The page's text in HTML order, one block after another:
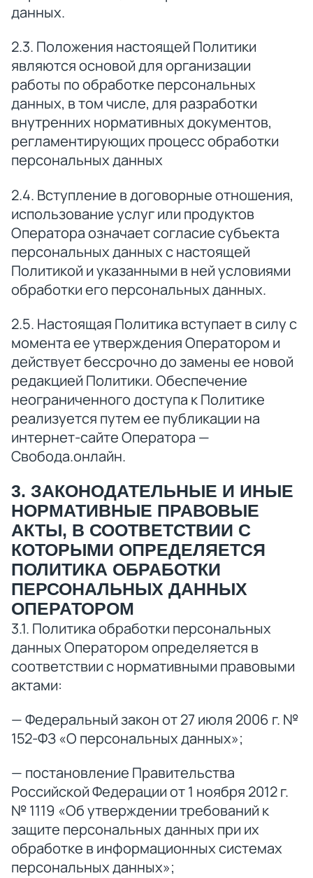
данных.
2.3. Положения настоящей Политики
являются основой для организации
работы по обработке персональных
данных, в том числе, для разработки
внутренних нормативных документов,
регламентирующих процесс обработки
персональных данных
2.4. Вступление в договорные отношения,
использование услуг или продуктов
Оператора означает согласие субъекта
персональных данных с настоящей
Политикой и указанными в ней условиями
обработки его персональных данных.
2.5. Настоящая Политика вступает в силу с
момента ее утверждения Оператором и
действует бессрочно до замены ее новой
редакцией Политики. Обеспечение
неограниченного доступа к Политике
реализуется путем ее публикации на
интернет-сайте Оператора —
Свобода.онлайн.
3. ЗАКОНОДАТЕЛЬНЫЕ И ИНЫЕ
НОРМАТИВНЫЕ ПРАВОВЫЕ
АКТЫ, В СООТВЕТСТВИИ С
КОТОРЫМИ ОПРЕДЕЛЯЕТСЯ
ПОЛИТИКА ОБРАБОТКИ
ПЕРСОНАЛЬНЫХ ДАННЫХ
ОПЕРАТОРОМ
3.1. Политика обработки персональных
данных Оператором определяется в
соответствии с нормативными правовыми
актами:
— Федеральный закон от 27 июля 2006 г. №
152-ФЗ «О персональных данных»;
— постановление Правительства
Российской Федерации от 1 ноября 2012 г.
№ 1119 «Об утверждении требований к
защите персональных данных при их
обработке в информационных системах
персональных данных»;